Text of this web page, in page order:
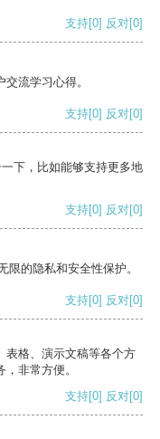
支持[0] 反对[0]
流学习心得。
支持[0] 反对[0]
下，比如能够支持更多地
支持[0] 反对[0]
的隐私和安全性保护。
支持[0] 反对[0]
表格、演示文稿等各个方
非常方便。
支持[0] 反对[0]